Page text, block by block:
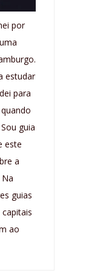
por
estudar
para
guia
este
a
guias
ao